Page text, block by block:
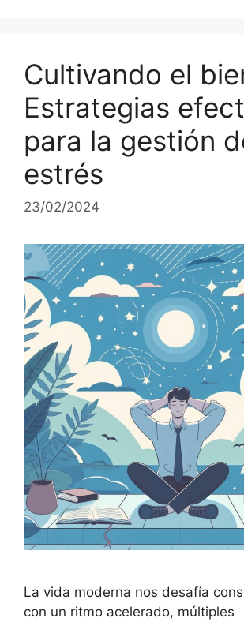
Cultivando el
Estrategias
para la gestión
estrés
23/02/2024
La vida moderna nos desafía
con un ritmo acelerado, múltiples